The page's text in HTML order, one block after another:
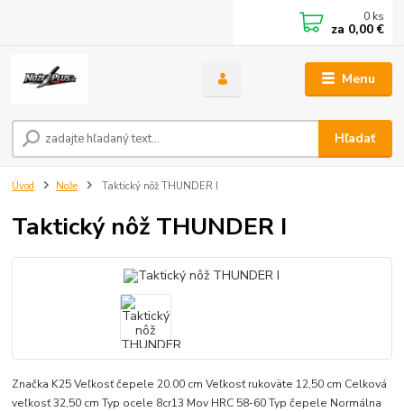
Menu
Hľadať
0 ks
za 0,00 €
Úvod Nože Taktický nôž THUNDER I
Taktický nôž THUNDER I
Značka K25 Veľkosť čepele 20.00 cm Veľkosť rukoväte 12,50 cm Celková
veľkosť 32,50 cm Typ ocele 8cr13 Mov HRC 58-60 Typ čepele Normálna